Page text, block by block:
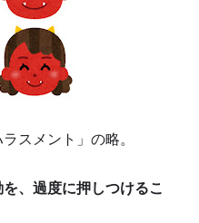
スメント」の略。
を、過度に押しつけるこ